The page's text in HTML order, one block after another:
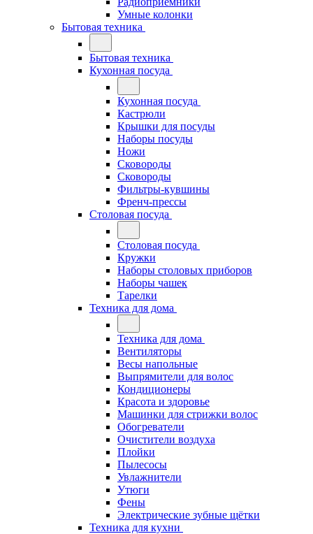
Умные колонки
Бытовая техника
Бытовая техника
Кухонная посуда
Кухонная посуда
Кастрюли
Крышки для посуды
Наборы посуды
Ножи
Сковороды
Сковороды
Фильтры-кувшины
Френч-прессы
Столовая посуда
Столовая посуда
Кружки
Наборы столовых приборов
Наборы чашек
Тарелки
Техника для дома
Техника для дома
Вентиляторы
Весы напольные
Выпрямители для волос
Кондиционеры
Красота и здоровье
Машинки для стрижки волос
Обогреватели
Очистители воздуха
Плойки
Пылесосы
Увлажнители
Утюги
Фены
Электрические зубные щётки
Техника для кухни